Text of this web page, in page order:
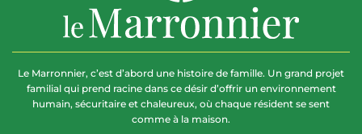
Le Marronnier, c’est d’abord une histoire de famille. Un grand projet
familial qui prend racine dans ce désir d’offrir un environnement
humain, sécuritaire et chaleureux, où chaque résident se sent
comme à la maison.